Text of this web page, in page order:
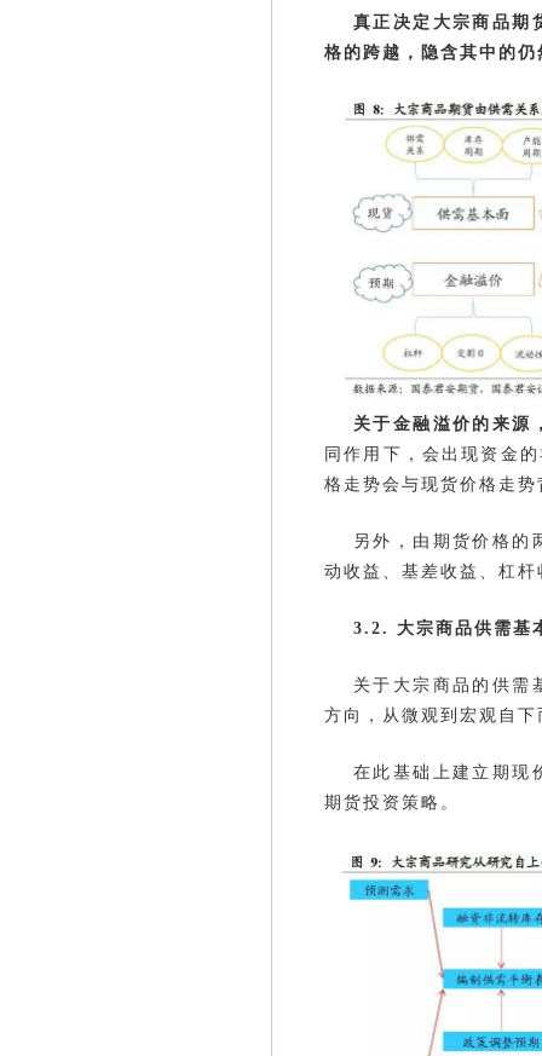
真正决定大宗商品期
格的跨越，隐含其中的
关于金融溢价的来源
同作用下，会出现资金
格走势会与现货价格走
另外，由期货价格的
动收益、基差收益、杠杆
3.2. 大宗商品供需基
关于大宗商品的供需
方向，从微观到宏观自
在此基础上建立期现
期货投资策略。